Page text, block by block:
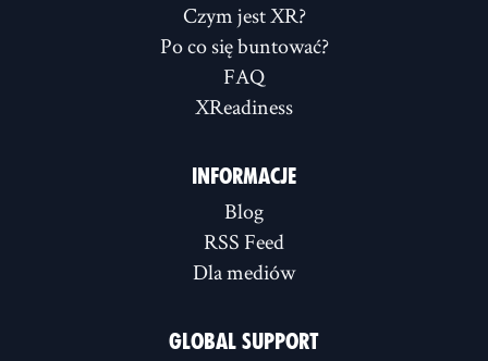
Czym jest XR?
Po co się buntować?
FAQ
XReadiness
INFORMACJE
Blog
RSS Feed
Dla mediów
GLOBAL SUPPORT